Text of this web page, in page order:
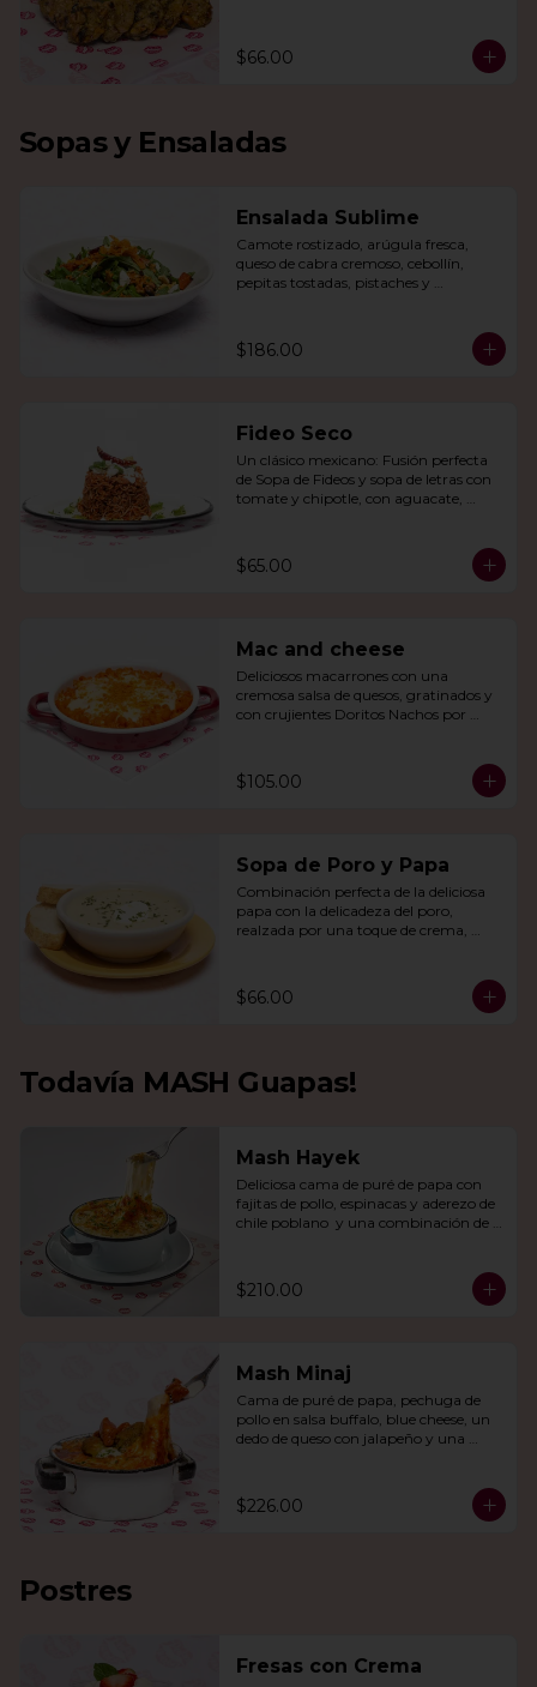
$66.00
Sopas y Ensaladas
Ensalada Sublime
Camote rostizado, arúgula fresca,
queso de cabra cremoso, cebollín,
pepitas tostadas, pistaches y
$186.00
Fideo Seco
Un clásico mexicano: Fusión perfecta
de Sopa de Fideos y sopa de letras con
tomate y chipotle, con aguacate,
$65.00
Mac and cheese
Deliciosos macarrones con una
cremosa salsa de quesos, gratinados y
con crujientes Doritos Nachos por
$105.00
Sopa de Poro y Papa
Combinación perfecta de la deliciosa
papa con la delicadeza del poro,
realzada por una toque de crema,
$66.00
Todavía MASH Guapas!
Mash Hayek
Deliciosa cama de puré de papa con
fajitas de pollo, espinacas y aderezo de
chile poblano  y una combinación de
$210.00
Mash Minaj
Cama de puré de papa, pechuga de
pollo en salsa buffalo, blue cheese, un
dedo de queso con jalapeño y una
$226.00
Postres
Fresas con Crema